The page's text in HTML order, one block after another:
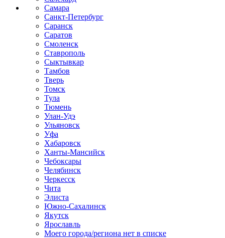
Самара
Санкт-Петербург
Саранск
Саратов
Смоленск
Ставрополь
Сыктывкар
Тамбов
Тверь
Томск
Тула
Тюмень
Улан-Удэ
Ульяновск
Уфа
Хабаровск
Ханты-Мансийск
Чебоксары
Челябинск
Черкесск
Чита
Элиста
Южно-Сахалинск
Якутск
Ярославль
Моего города/региона нет в списке